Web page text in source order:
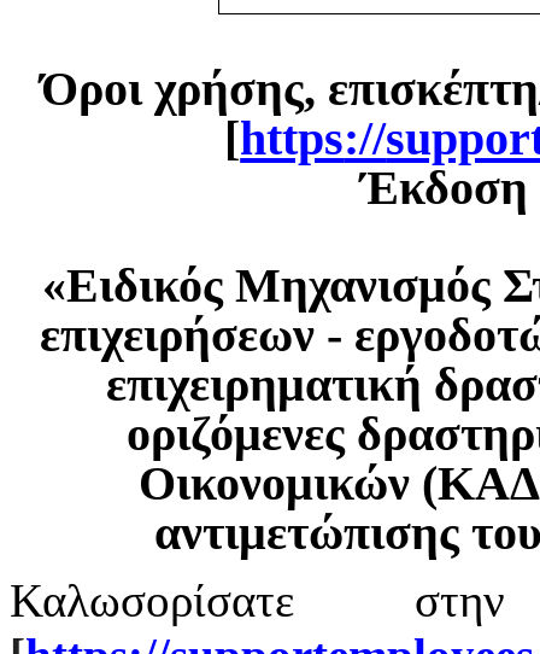
Όροι χρήσης,
[https://
Έκδοση
«Ειδικός Μηχανισμός
επιχειρήσεων -
επιχειρηματική
οριζόμενες
Οικονομικών
αντιμετώπισης
Καλωσορίσατε